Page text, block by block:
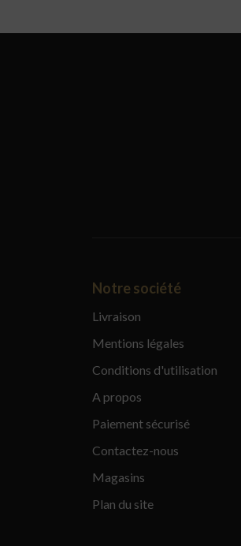
Notre société
Livraison
Mentions légales
Conditions d'utilisation
A propos
Paiement sécurisé
Contactez-nous
Magasins
Plan du site